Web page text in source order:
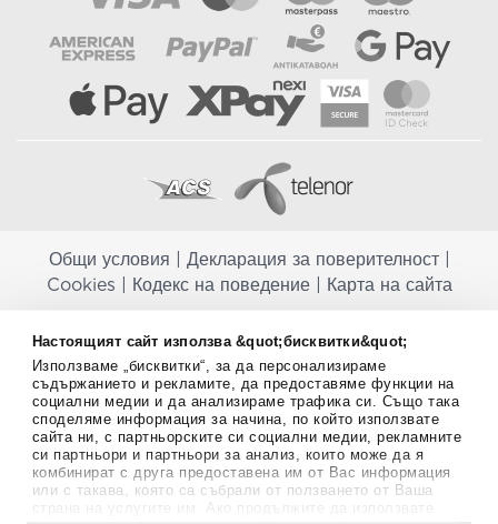
Настоящият сайт използва &quot;бисквитки&quot;
Използваме „бисквитки“, за да персонализираме
съдържанието и рекламите, да предоставяме функции на
социални медии и да анализираме трафика си. Също така
споделяме информация за начина, по който използвате
сайта ни, с партньорските си социални медии, рекламните
си партньори и партньори за анализ, които може да я
комбинират с друга предоставена им от Вас информация
или с такава, която са събрали от ползването от Ваша
страна на услугите им. Ако продължите да използвате
Общи условия Декларация за поверителност|
Cookies
Кодекс на поведение| Карта на сайта
заместват балансираната диета и не са предназначени за
профилактика, лечение или лечение на човешки заболявания.
Консултирайте се с Вашия лекар, ако сте бременна, кърмите,
приемате лекарства или имате някакви здравословни проблеми,
преди да използвате някаква хранителна добавка. Непрекъснато се
стремим да ви предоставяме точна и валидна информация. Ако
имате някакви въпроси или коментари относно тях, моля свържете
се с нас.